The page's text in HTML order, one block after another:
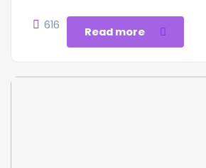
616 Read more